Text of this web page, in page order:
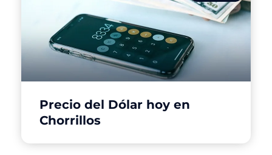
Precio del Dólar hoy en
Chorrillos